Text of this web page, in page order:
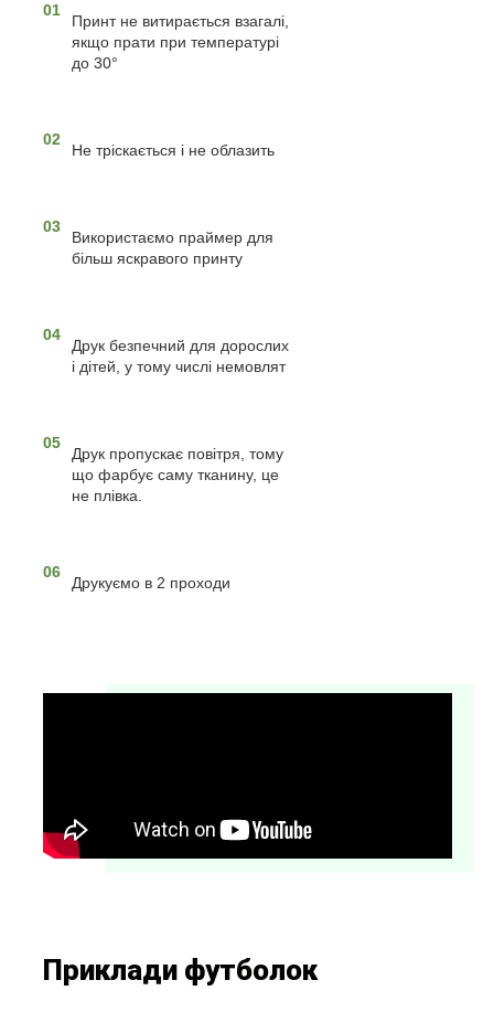
01
Принт не витирається взагалі,
якщо прати при температурі
до 30°
02
Не тріскається і не облазить
03
Використаємо праймер для
більш яскравого принту
04
Друк безпечний для дорослих
і дітей, у тому числі немовлят
05
Друк пропускає повітря, тому
що фарбує саму тканину, це
не плівка.
06
Друкуємо в 2 проходи
Приклади футболок